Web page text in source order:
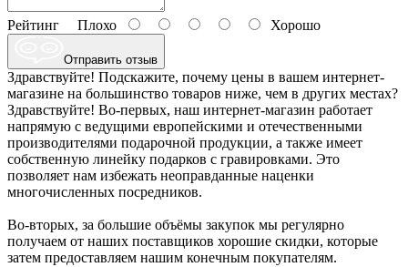
Рейтинг Плохо Хорошо
Отправить отзыв
Здравствуйте! Подскажите, почему цены в вашем интернет-
магазине на большинство товаров ниже, чем в других местах?
Здравствуйте! Во-первых, наш интернет-магазин работает
напрямую с ведущими европейскими и отечественными
производителями подарочной продукции, а также имеет
собственную линейку подарков с гравировками. Это
позволяет нам избежать неоправданные наценки
многочисленных посредников.
Во-вторых, за большие объёмы закупок мы регулярно
получаем от наших поставщиков хорошие скидки, которые
затем предоставляем нашим конечным покупателям.